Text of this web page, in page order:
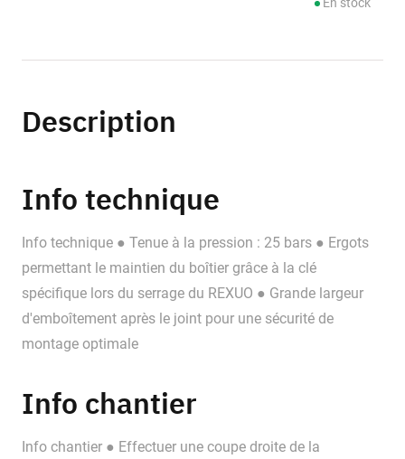
Description
Info technique
Info technique ● Tenue à la pression : 25 bars ● Ergots
permettant le maintien du boîtier grâce à la clé
spécifique lors du serrage du REXUO ● Grande largeur
d'emboîtement après le joint pour une sécurité de
montage optimale
Info chantier
Info chantier ● Effectuer une coupe droite de la